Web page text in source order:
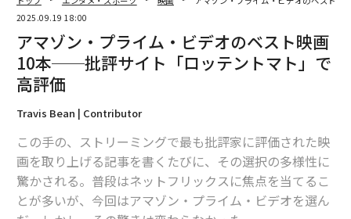
2025.09.19 18:00
アマゾン・プライム・ビデオのベスト映画
10本──批評サイト「ロッテントマト」で
高評価
Travis Bean | Contributor
この手の、ストリーミングで最も批評家に評価された映
画を取り上げる記事を書くたびに、その選択の多様性に
驚かされる。普段はネットフリックスに焦点を当てるこ
とが多いが、今回はアマゾン・プライム・ビデオを選ん